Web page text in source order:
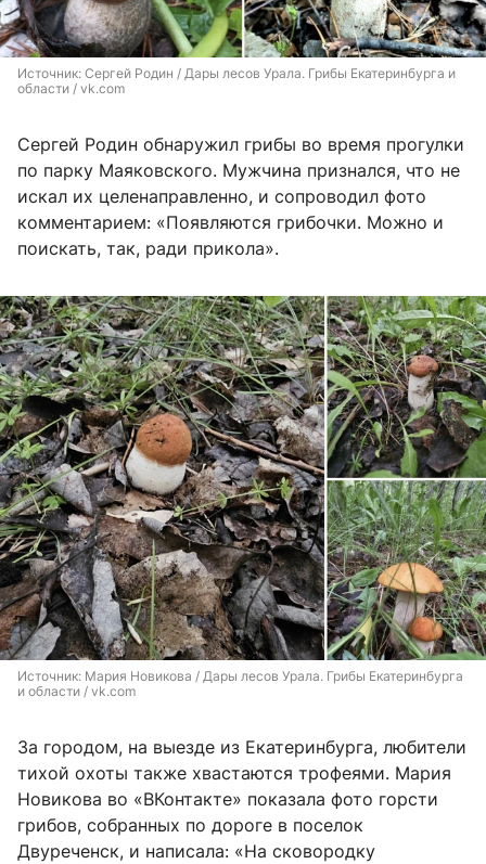
Источник: Сергей Родин / Дары лесов Урала. Грибы Екатеринбурга и
области / vk.com
Сергей Родин обнаружил грибы во время прогулки
по парку Маяковского. Мужчина признался, что не
искал их целенаправленно, и сопроводил фото
комментарием: «Появляются грибочки. Можно и
поискать, так, ради прикола».
Источник: Мария Новикова / Дары лесов Урала. Грибы Екатеринбурга
и области / vk.com
За городом, на выезде из Екатеринбурга, любители
тихой охоты также хвастаются трофеями. Мария
Новикова во «ВКонтакте» показала фото горсти
грибов, собранных по дороге в поселок
Двуреченск, и написала: «На сковородку